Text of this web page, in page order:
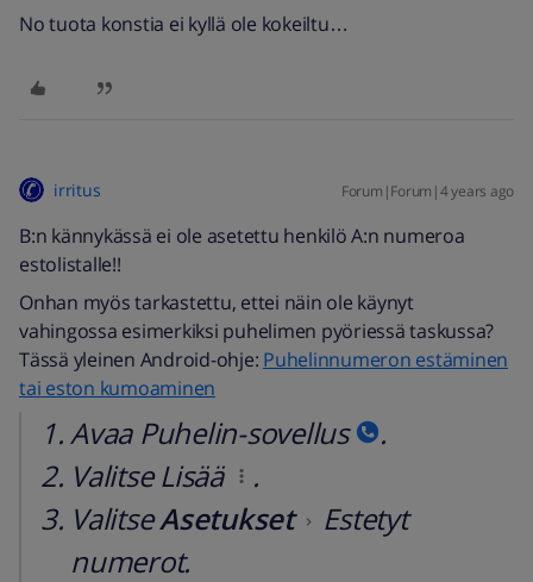
No tuota konstia ei kyllä ole kokeiltu…
irritus Forum|Forum|4 years ago
B:n kännykässä ei ole asetettu henkilö A:n numeroa
estolistalle!!
Onhan myös tarkastettu, ettei näin ole käynyt
vahingossa esimerkiksi puhelimen pyöriessä taskussa?
Tässä yleinen Android-ohje: Puhelinnumeron estäminen
tai eston kumoaminen
Avaa Puhelin-sovellus
.
Valitse Lisää
.
ValitseAsetukset
Estetyt
numerot.